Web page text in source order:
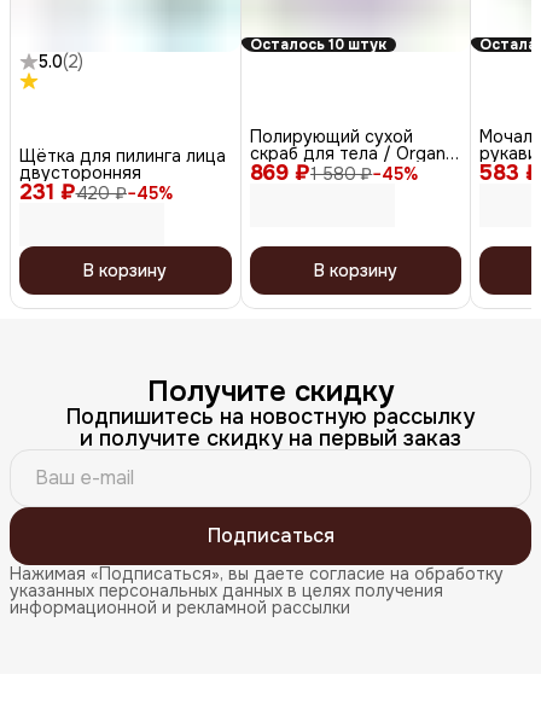
5.0(2)
231 ₽420 ₽−45%
Щётка для пилинга лица
двусторонняя
В корзину
Осталось 10 штук
869 ₽1 580 ₽−45%
Полирующий сухой
скраб для тела / Organic
Berry Polish
В корзину
583 ₽
Получите скидку
Подпишитесь на новостную рассылку
и получите скидку на первый заказ
Подписаться
Нажимая «Подписаться», вы даете согласие на обработку
указанных персональных данных в целях получения
информационной и рекламной рассылки